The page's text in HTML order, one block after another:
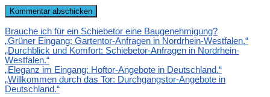
Brauche ich für ein Schiebetor eine Baugenehmigung?
„Grüner Eingang: Gartentor-Anfragen in Nordrhein-Westfalen.“
„Durchblick und Komfort: Schiebetor-Anfragen in Nordrhein-
Westfalen.“
„Eleganz im Eingang: Hoftor-Angebote in Deutschland.“
„Willkommen durch das Tor: Durchgangstor-Angebote in
Deutschland.“